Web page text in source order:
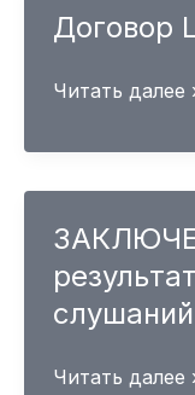
Договор
Договор
Читать далее
слушаний
ЗАКЛЮЧЕНИЕ
Читать далее